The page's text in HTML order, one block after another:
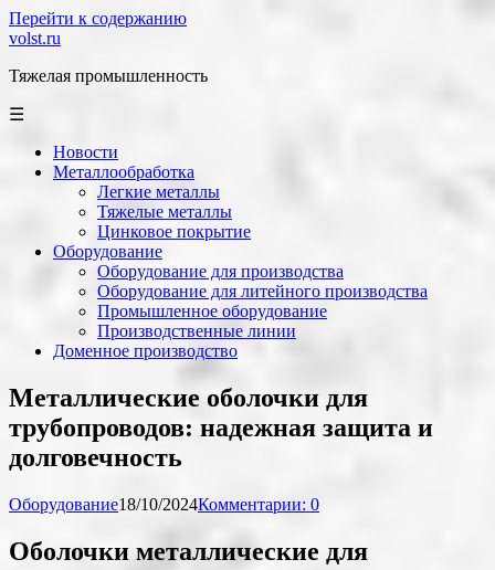
Перейти к содержанию
volst.ru
Тяжелая промышленность
☰
Новости
Металлообработка
Легкие металлы
Тяжелые металлы
Цинковое покрытие
Оборудование
Оборудование для производства
Оборудование для литейного производства
Промышленное оборудование
Производственные линии
Доменное производство
Металлические оболочки для
трубопроводов: надежная защита и
долговечность
Оборудование18/10/2024Комментарии: 0
Оболочки металлические для